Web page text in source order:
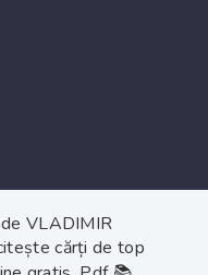
VLADIMIR
cărți de top